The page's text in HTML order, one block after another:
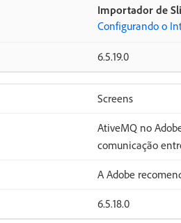
Importador de
Configurando o
6.5.19.0
Screens
AtiveMQ no
comunicação
A Adobe
6.5.18.0